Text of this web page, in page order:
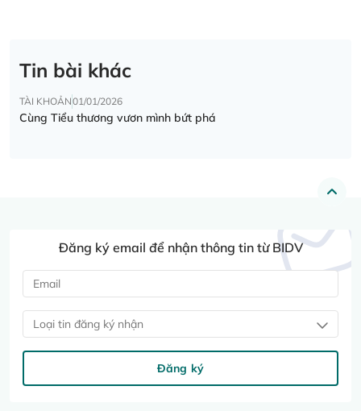
Tin bài khác
TÀI KHOẢN01/01/2026
Cùng Tiểu thương vươn mình bứt phá
Đăng ký email để nhận thông tin từ BIDV
Loại tin đăng ký nhận
Đăng ký